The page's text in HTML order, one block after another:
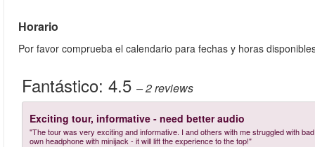
Horario
Por favor comprueba el calendario para fechas y horas
Fantástico: 4.5 – 2reviews
Exciting tour, informative - need better audio
"The tour was very exciting and informative. I and others with me struggled with
own headphone with minijack - it will lift the experience to the top!"